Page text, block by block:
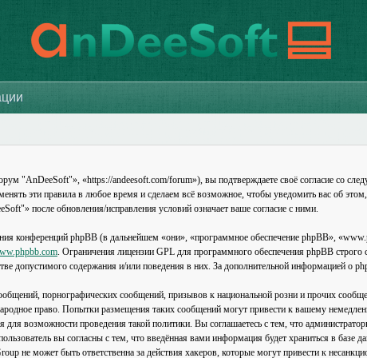
«https://andeesoft.com/forum»), вы подтверждаете своё согласие со
эти правила в любое время и сделаем всё возможное, чтобы уведомить вас об
после обновления/исправления условий означает ваше согласие с ними.
конференций phpBB (в дальнейшем «они», «программное обеспечение phpBB»,
. Ограничения лицензии GPL для программного обеспечения phpBB
допустимого содержания и/или поведения в них. За дополнительной информацией о
порнографических сообщений, призывов к национальной розни и прочих
право. Попытки размещения таких сообщений могут привести к вашему
возможности проведения такой политики. Вы соглашаетесь с тем, что
вы согласны с тем, что введённая вами информация будет храниться в базе
не может быть ответственна за действия хакеров, которые могут привести к